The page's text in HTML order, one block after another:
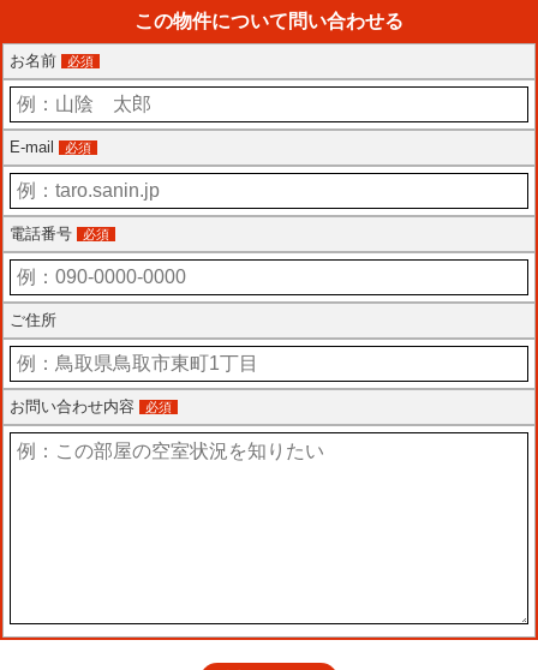
この物件について問い合わせる
お名前 必須
E-mail 必須
電話番号 必須
ご住所
お問い合わせ内容 必須